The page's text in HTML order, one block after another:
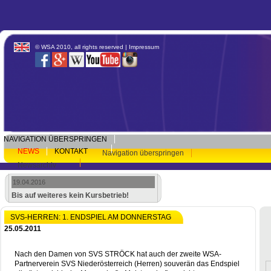
© WSA 2010, all rights reserved | Impressum
NAVIGATION ÜBERSPRINGEN
NEWS
KONTAKT
Navigation überspringen
Newsarchiv
19.04.2016
Bis auf weiteres kein Kursbetrieb!
SVS-HERREN: 1. ENDSPIEL AM DONNERSTAG
25.05.2011
Nach den Damen von SVS STRÖCK hat auch der zweite WSA-
Partnerverein SVS Niederösterreich (Herren) souverän das Endspiel